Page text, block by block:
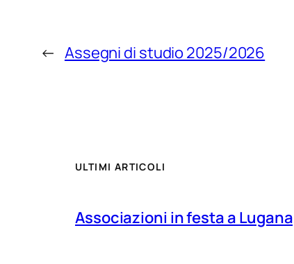
← Assegni di studio 2025/2026
ULTIMI ARTICOLI
Associazioni in festa a